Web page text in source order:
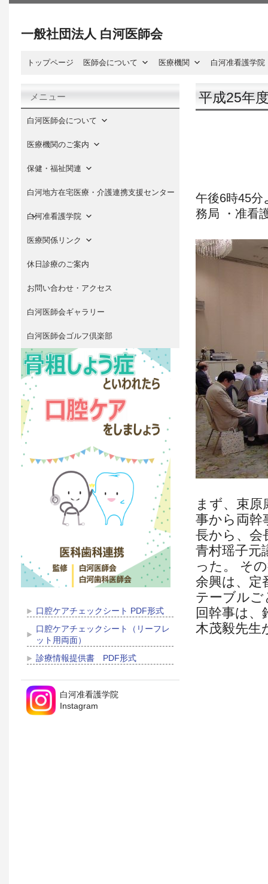
一般社団法人 白河医師会
トップページ 医師会について 医療機関 白河准看護学院
平成25年
午後6時45分
務局 ・准看
まず、束
事から両幹
長から、会
青村瑶子元
った。 そ
余興は、定
テーブル
回幹事は、
木茂毅先生
メニュー
白河医師会について
医療機関のご案内
保健・福祉関連
白河地方在宅医療・介護連携支援センター
白河准看護学院
医療関係リンク
休日診療のご案内
お問い合わせ・アクセス
白河医師会ギャラリー
白河医師会ゴルフ倶楽部
口腔ケアチェックシート PDF形式
口腔ケアチェックシート（リーフレ
ット用両面）
診療情報提供書 PDF形式
白河准看護学院
Instagram